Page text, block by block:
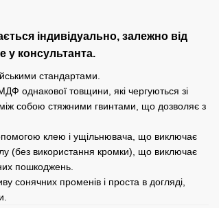
індивідуально, залежно від
у консультанта.
стандартами.
однакової товщини, які чергуються зі
собою стяжними гвинтами, що дозволяє з
клею і ущільнювача, що виключає
(без використання кромки), що виключає
пошкоджень.
сонячних променів і проста в догляді,